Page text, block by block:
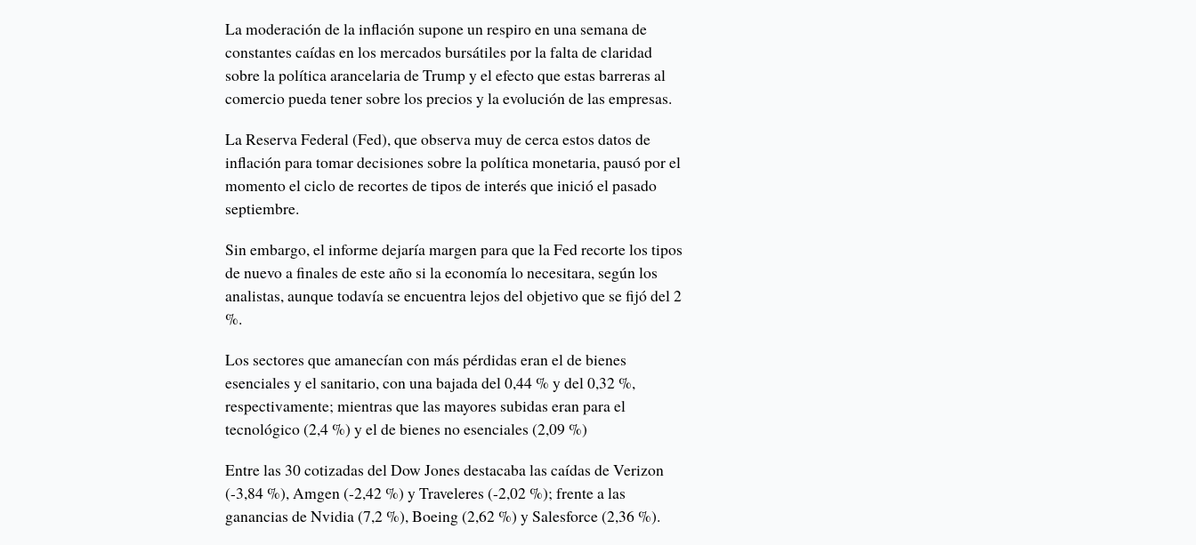
La moderación de la inflación supone un respiro en una semana de
constantes caídas en los mercados bursátiles por la falta de claridad
sobre la política arancelaria de Trump y el efecto que estas barreras al
comercio pueda tener sobre los precios y la evolución de las empresas.
La Reserva Federal (Fed), que observa muy de cerca estos datos de
inflación para tomar decisiones sobre la política monetaria, pausó por el
momento el ciclo de recortes de tipos de interés que inició el pasado
septiembre.
Sin embargo, el informe dejaría margen para que la Fed recorte los tipos
de nuevo a finales de este año si la economía lo necesitara, según los
analistas, aunque todavía se encuentra lejos del objetivo que se fijó del 2
%.
Los sectores que amanecían con más pérdidas eran el de bienes
esenciales y el sanitario, con una bajada del 0,44 % y del 0,32 %,
respectivamente; mientras que las mayores subidas eran para el
tecnológico (2,4 %) y el de bienes no esenciales (2,09 %)
Entre las 30 cotizadas del Dow Jones destacaba las caídas de Verizon
(-3,84 %), Amgen (-2,42 %) y Traveleres (-2,02 %); frente a las
ganancias de Nvidia (7,2 %), Boeing (2,62 %) y Salesforce (2,36 %).